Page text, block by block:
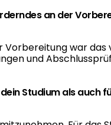
an der
war das
und
Studium als auch